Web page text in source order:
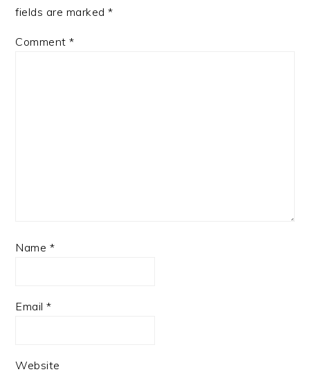
fields are marked*
Comment*
Name *
Email*
Website